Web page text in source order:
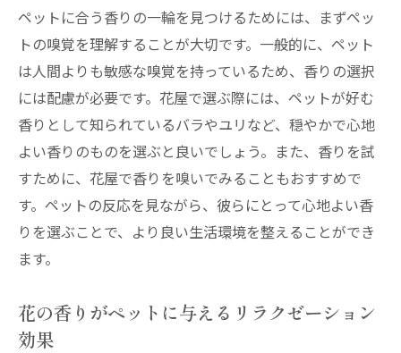
ペットのストレスを和らげる花屋の力を引き出
す
ペットのストレス軽減に役立つ花の特徴
花屋で選ぶストレス緩和のための花
ペットのリラクゼーションを促す花の選定
法
花がペットに与える心理的な安らぎ
ストレス軽減のための花屋での選び方
ペットを守るための花屋のプロの選択基準
ペットに合う香りの一輪を見つけるためには、まずペッ
トの嗅覚を理解することが大切です。一般的に、ペット
は人間よりも敏感な嗅覚を持っているため、香りの選択
には配慮が必要です。花屋で選ぶ際には、ペットが好む
香りとして知られているバラやユリなど、穏やかで心地
よい香りのものを選ぶと良いでしょう。また、香りを試
すために、花屋で香りを嗅いでみることもおすすめで
す。ペットの反応を見ながら、彼らにとって心地よい香
りを選ぶことで、より良い生活環境を整えることができ
ます。
花の香りがペットに与えるリラクゼーション
効果